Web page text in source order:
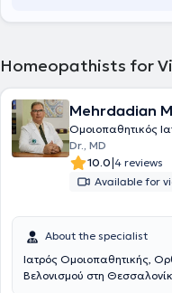
Homeopathists for
Mehrdadian
Ομοιοπαθητικός
Dr., MD
10.0|4 reviews
Available for
About the specialist
Ιατρός Ομοιοπαθητικής,
Βελονισμού στη